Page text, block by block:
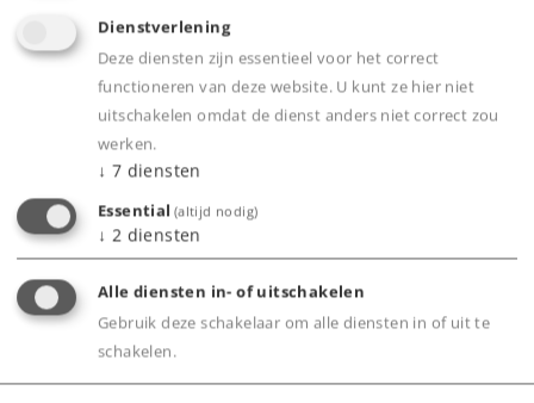
in de uitvoering van Periode IV.
Met speelwereld digitale mfx+ decoder en
uitgebreide bedrijfs- en geluidsfuncties.
Standaard voorzien van LED
interieurverlichting.
Met buffercondensator voor het overbruggen
van korte stroomloze railsecties.
Product
Dienstverlening
Deze diensten zijn essentieel voor het correct
functioneren van deze website. U kunt ze hier niet
uitschakelen omdat de dienst anders niet correct zou
werken.
↓ 7 diensten
Essential (altijd nodig)
↓ 2 diensten
Alle diensten in- of uitschakelen
Gebruik deze schakelaar om alle diensten in of uit te
schakelen.